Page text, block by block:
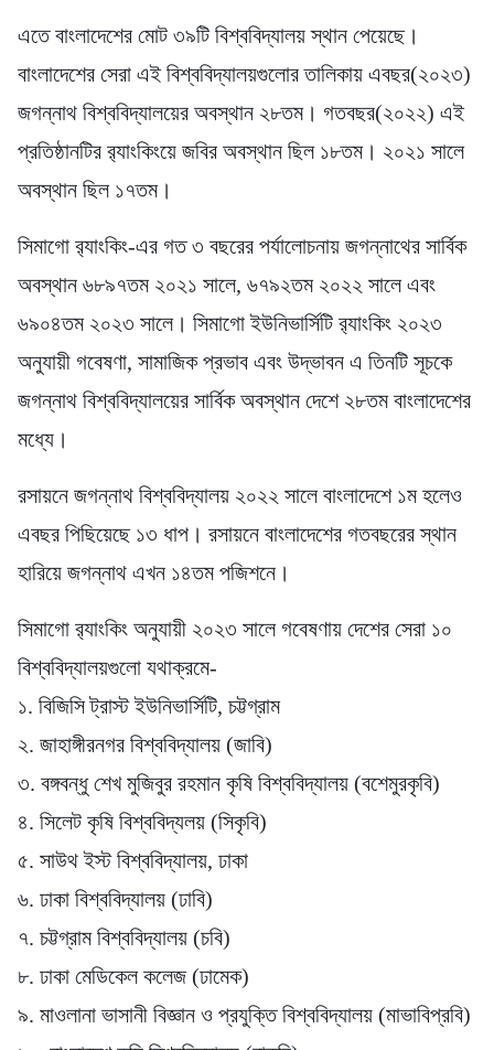
এতে বাংলাদেশের মোট ৩৯টি বিশ্ববিদ্যালয় স্থান পেয়েছে।
বাংলাদেশের সেরা এই বিশ্ববিদ্যালয়গুলোর তালিকায় এবছর(২০২৩)
জগন্নাথ বিশ্ববিদ্যালয়ের অবস্থান ২৮তম। গতবছর(২০২২) এই
প্রতিষ্ঠানটির র‌্যাংকিংয়ে জবির অবস্থান ছিল ১৮তম। ২০২১ সালে
অবস্থান ছিল ১৭তম।
সিমাগো র‍্যাংকিং-এর গত ৩ বছরের পর্যালোচনায় জগন্নাথের সার্বিক
অবস্থান ৬৮৯৭তম ২০২১ সালে, ৬৭৯২তম ২০২২ সালে এবং
৬৯০৪তম ২০২৩ সালে। সিমাগো ইউনিভার্সিটি র‍্যাংকিং ২০২৩
অনুযায়ী গবেষণা, সামাজিক প্রভাব এবং উদ্ভাবন এ তিনটি সূচকে
জগন্নাথ বিশ্ববিদ্যালয়ের সার্বিক অবস্থান দেশে ২৮তম বাংলাদেশের
মধ্যে।
রসায়নে জগন্নাথ বিশ্ববিদ্যালয় ২০২২ সালে বাংলাদেশে ১ম হলেও
এবছর পিছিয়েছে ১৩ ধাপ। রসায়নে বাংলাদেশের গতবছরের স্থান
হারিয়ে জগন্নাথ এখন ১৪তম পজিশনে।
সিমাগো র‍্যাংকিং অনুযায়ী ২০২৩ সালে গবেষণায় দেশের সেরা ১০
বিশ্ববিদ্যালয়গুলো যথাক্রমে-
১. বিজিসি ট্রাস্ট ইউনিভার্সিটি, চট্টগ্রাম
২. জাহাঙ্গীরনগর বিশ্ববিদ্যালয় (জাবি)
৩. বঙ্গবন্ধু শেখ মুজিবুর রহমান কৃষি বিশ্ববিদ্যালয় (বশেমুরকৃবি)
৪. সিলেট কৃষি বিশ্ববিদ্যলয় (সিকৃবি)
৫. সাউথ ইস্ট বিশ্ববিদ্যালয়, ঢাকা
৬. ঢাকা বিশ্ববিদ্যালয় (ঢাবি)
৭. চট্টগ্রাম বিশ্ববিদ্যালয় (চবি)
৮. ঢাকা মেডিকেল কলেজ (ঢামেক)
৯. মাওলানা ভাসানী বিজ্ঞান ও প্রযুক্তি বিশ্ববিদ্যালয় (মাভাবিপ্রবি)